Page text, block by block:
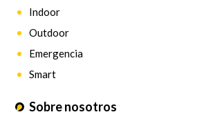
Indoor
Outdoor
Emergencia
Smart
Sobre nosotros